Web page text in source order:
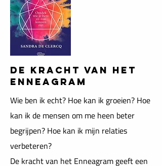
DE KRACHT VAN HET
ENNEAGRAM
Wie ben ik echt? Hoe kan ik groeien? Hoe
kan ik de mensen om me heen beter
begrijpen? Hoe kan ik mijn relaties
verbeteren?
De kracht van het Enneagram geeft een